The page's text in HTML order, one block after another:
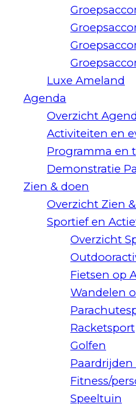
Luxe Ameland
Agenda
Overzicht
Activiteiten en
Programma en
Demonstratie
Zien & doen
Overzicht Zien
Sportief en
Overzicht
Fietsen op
Wandelen
Racketsport
Golfen
Fitness/
Speeltuin